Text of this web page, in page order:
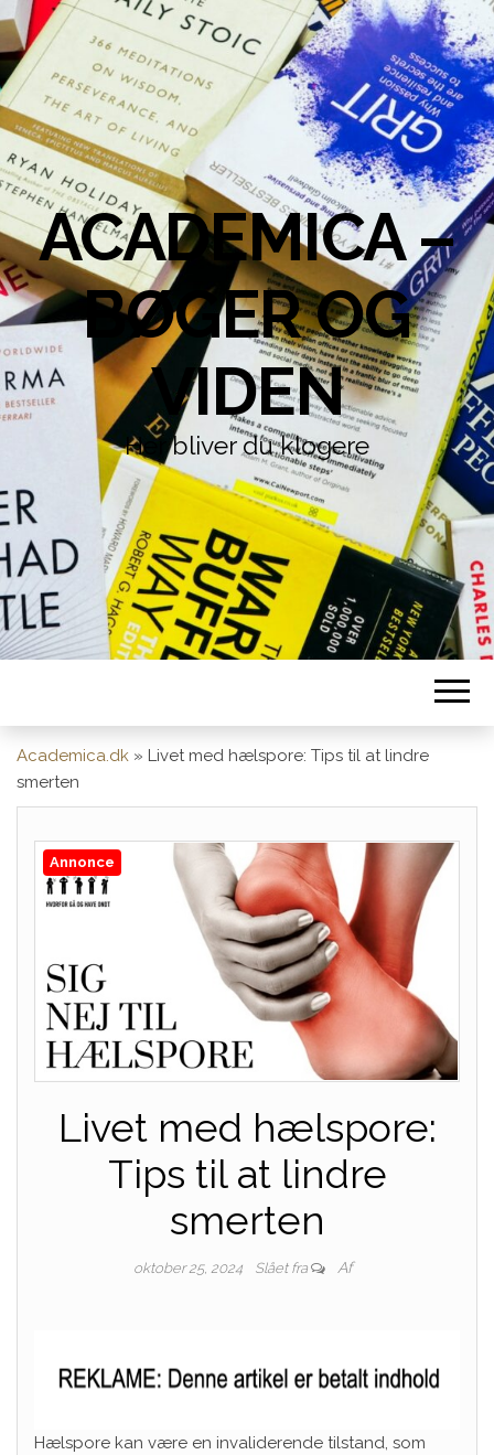
ACADEMICA –
BØGER OG
VIDEN
Her bliver du klogere
Academica.dk » Livet med hælspore: Tips til at lindre
smerten
Annonce
Livet med hælspore:
Tips til at lindre
smerten
oktober 25, 2024 Slået fra Af
Hælspore kan være en invaliderende tilstand, som